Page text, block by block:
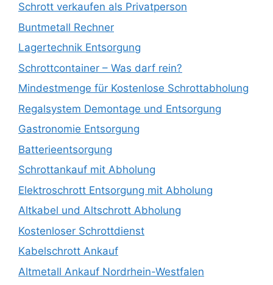
Schrott verkaufen als Privatperson
Buntmetall Rechner
Lagertechnik Entsorgung
Schrottcontainer – Was darf rein?
Mindestmenge für Kostenlose Schrottabholung
Regalsystem Demontage und Entsorgung
Gastronomie Entsorgung
Batterieentsorgung
Schrottankauf mit Abholung
Elektroschrott Entsorgung mit Abholung
Altkabel und Altschrott Abholung
Kostenloser Schrottdienst
Kabelschrott Ankauf
Altmetall Ankauf Nordrhein-Westfalen